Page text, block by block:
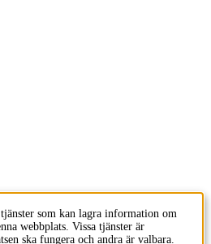
som kan lagra information om
webbplats. Vissa tjänster är
ska fungera och andra är valbara.